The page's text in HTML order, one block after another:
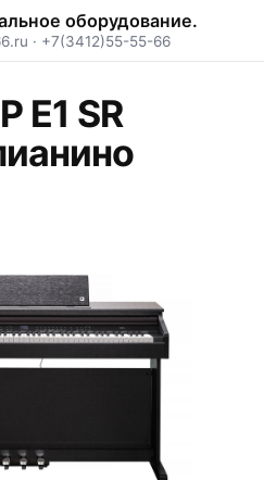
оборудование.
· +7(3412)55-55-66
E1 SR